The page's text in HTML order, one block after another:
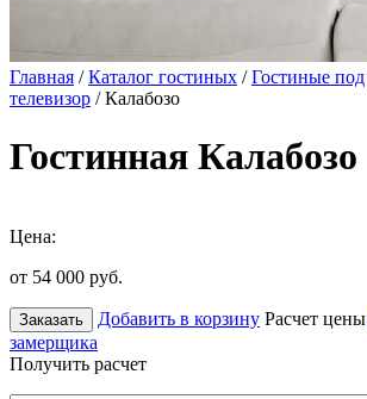
Главная /Каталог гостиных /Гостиные под
телевизор / Калабозо
Гостинная Калабозо
Цена:
от 54 000 руб.
Заказать Добавить в корзину Расчет цены
замерщика
Получить расчет